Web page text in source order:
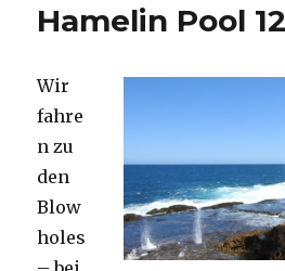
Hamelin Pool
Wir
fahre
n zu
den
Blow
holes